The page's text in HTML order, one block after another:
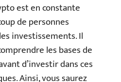
est en constante
de personnes
investissements. Il
les bases de
d’investir dans ces
Ainsi, vous saurez